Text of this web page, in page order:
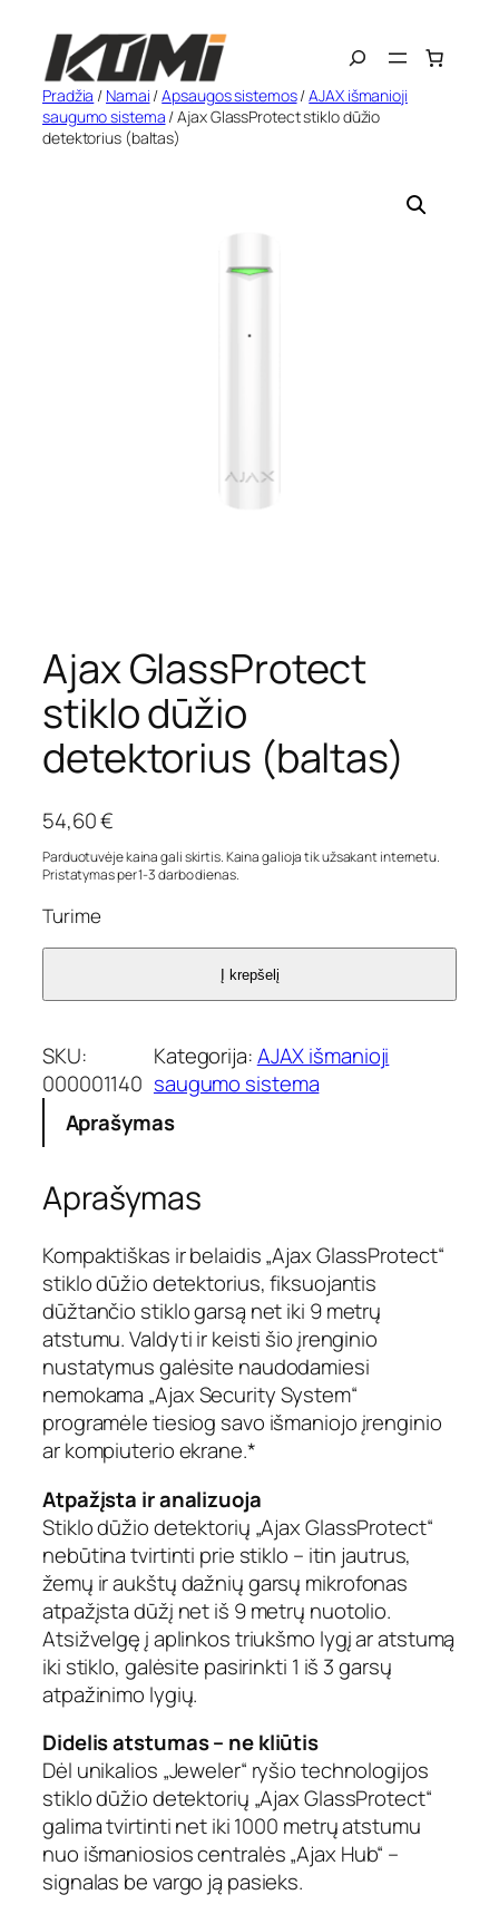
turinio
Search
Pradžia / Namai /Apsaugos sistemos/AJAX išmanioji
saugumo sistema / Ajax GlassProtect stiklo dūžio
detektorius (baltas)
Ajax GlassProtect
stiklo dūžio
detektorius (baltas)
54,60€
Parduotuvėje kaina gali skirtis. Kaina galioja tik užsakant internetu.
Pristatymas per 1-3 darbo dienas.
Turime
Į krepšelį
SKU:
000001140
Kategorija:AJAX išmanioji
saugumo sistema
Aprašymas
Aprašymas
Kompaktiškas ir belaidis „Ajax GlassProtect“
stiklo dūžio detektorius, fiksuojantis
dūžtančio stiklo garsą net iki 9 metrų
atstumu. Valdyti ir keisti šio įrenginio
nustatymus galėsite naudodamiesi
nemokama „Ajax Security System“
programėle tiesiog savo išmaniojo įrenginio
ar kompiuterio ekrane.*
Atpažįsta ir analizuoja
Stiklo dūžio detektorių „Ajax GlassProtect“
nebūtina tvirtinti prie stiklo – itin jautrus,
žemų ir aukštų dažnių garsų mikrofonas
atpažįsta dūžį net iš 9 metrų nuotolio.
Atsižvelgę į aplinkos triukšmo lygį ar atstumą
iki stiklo, galėsite pasirinkti 1 iš 3 garsų
atpažinimo lygių.
Didelis atstumas – ne kliūtis
Dėl unikalios „Jeweler“ ryšio technologijos
stiklo dūžio detektorių „Ajax GlassProtect“
galima tvirtinti net iki 1000 metrų atstumu
nuo išmaniosios centralės „Ajax Hub“ –
signalas be vargo ją pasieks.